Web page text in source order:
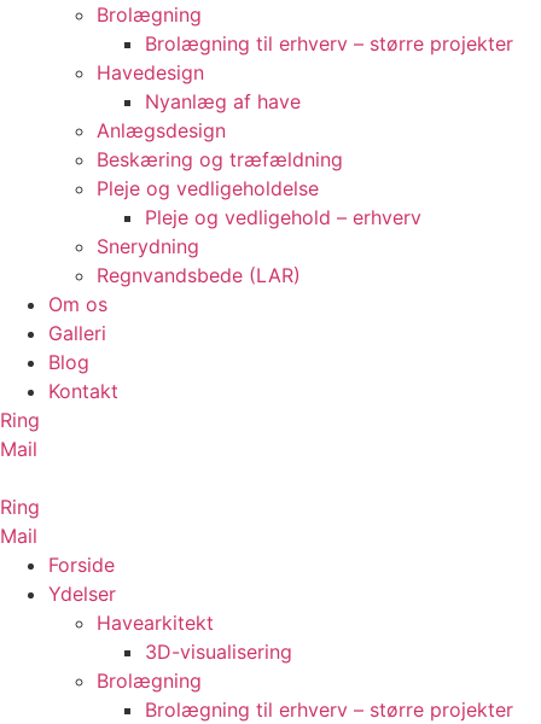
Brolægning
Brolægning til erhverv – større projekter
Havedesign
Nyanlæg af have
Anlægsdesign
Beskæring og træfældning
Pleje og vedligeholdelse
Pleje og vedligehold – erhverv
Snerydning
Regnvandsbede (LAR)
Om os
Galleri
Blog
Kontakt
Ring
Mail
Ring
Mail
Forside
Ydelser
Havearkitekt
3D-visualisering
Brolægning
Brolægning til erhverv – større projekter